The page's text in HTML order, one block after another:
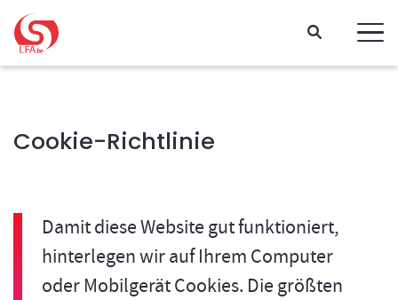
Gehen Sie direkt zum Inhalt
Cookie-Richtlinie
Damit diese Website gut funktioniert,
hinterlegen wir auf Ihrem Computer
oder Mobilgerät Cookies. Die größten